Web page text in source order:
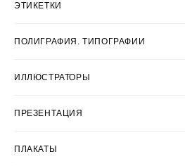
ЭТИКЕТКИ
ПОЛИГРАФИЯ. ТИПОГРАФИИ
ИЛЛЮСТРАТОРЫ
ПРЕЗЕНТАЦИЯ
ПЛАКАТЫ